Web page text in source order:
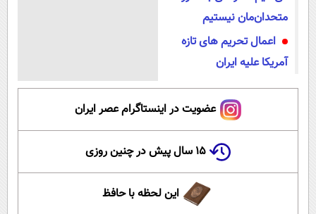
متحدان‌مان نیستیم
اعمال تحریم های تازه
آمریکا علیه ایران
عضویت در اینستاگرام عصر ایران
۱۵ سال پیش در چنین روزی
این لحظه با حافظ